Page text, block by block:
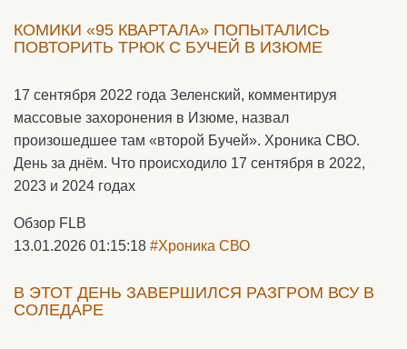
КОМИКИ «95 КВАРТАЛА» ПОПЫТАЛИСЬ
ПОВТОРИТЬ ТРЮК С БУЧЕЙ В ИЗЮМЕ
17 сентября 2022 года Зеленский, комментируя
массовые захоронения в Изюме, назвал
произошедшее там «второй Бучей». Хроника СВО.
День за днём. Что происходило 17 сентября в 2022,
2023 и 2024 годах
Обзор FLB
13.01.2026 01:15:18 #Хроника СВО
В ЭТОТ ДЕНЬ ЗАВЕРШИЛСЯ РАЗГРОМ ВСУ В
СОЛЕДАРЕ